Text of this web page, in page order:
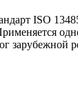
ISO
зарубежной